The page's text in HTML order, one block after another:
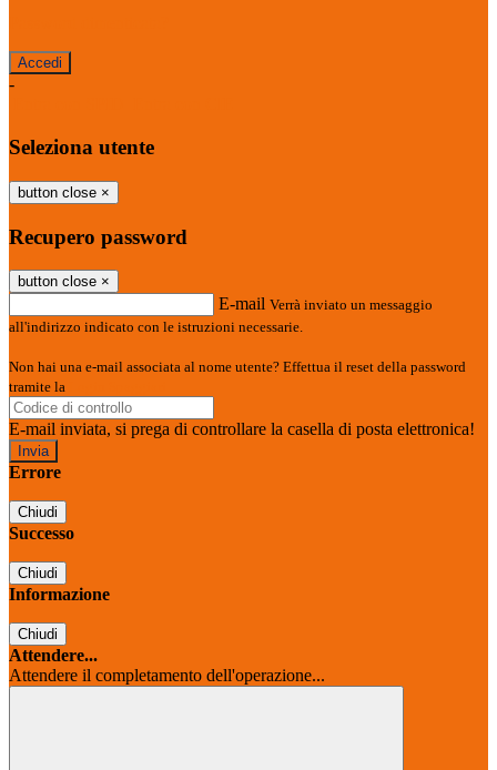
-
Seleziona utente
button close ×
Recupero password
button close ×
E-mail Verrà inviato un messaggio
all'indirizzo indicato con le istruzioni necessarie.
Non hai una e-mail associata al nome utente? Effettua il reset della password
tramite la
E-mail inviata, si prega di controllare la casella di posta elettronica!
Errore
Chiudi
Successo
Chiudi
Informazione
Chiudi
Attendere...
Attendere il completamento dell'operazione...